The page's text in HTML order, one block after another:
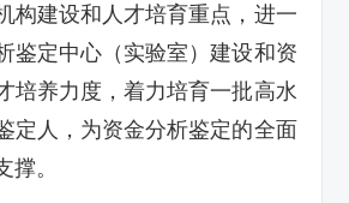
构建设和人才培育重点，进一
鉴定中心（实验室）建设和资
培养力度，着力培育一批高水
定人，为资金分析鉴定的全面
撑。